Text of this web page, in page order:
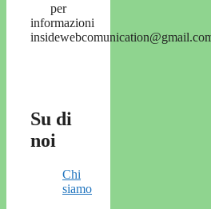
per
informazioni
Su di
noi
Chi
siamo